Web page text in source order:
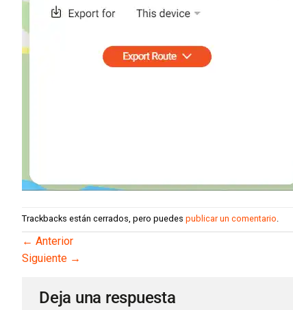
Trackbacks están cerrados, pero puedes publicar un comentario
← Anterior
Siguiente →
Deja una respuesta